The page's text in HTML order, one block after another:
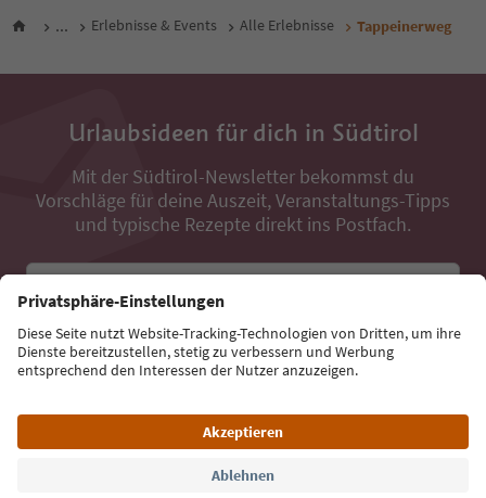
... Erlebnisse & Events Alle Erlebnisse Tappeinerweg
Urlaubsideen für dich in Südtirol
Mit der Südtirol-Newsletter bekommst du
Vorschläge für deine Auszeit, Veranstaltungs-Tipps
und typische Rezepte direkt ins Postfach.
Jetzt anmelden